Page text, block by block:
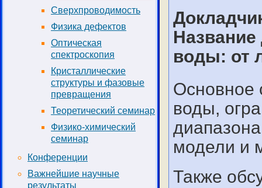
Сверхпроводимость
Физика дефектов
Оптическая
спектроскопия
Кристаллические
структуры и фазовые
превращения
Теоретический семинар
Физико-химический
семинар
Конференции
Важнейшие научные
результаты
воды: от
Основное
воды,
модели и
Также